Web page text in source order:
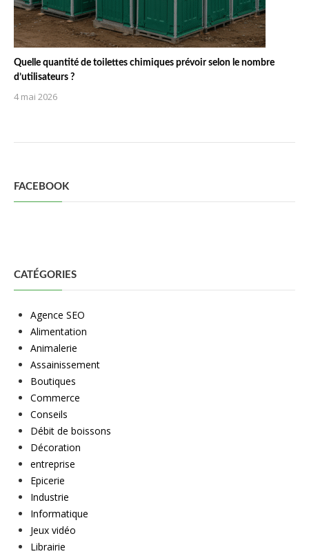
Quelle quantité de toilettes chimiques prévoir selon le nombre
d’utilisateurs ?
4 mai 2026
FACEBOOK
CATÉGORIES
Agence SEO
Alimentation
Animalerie
Assainissement
Boutiques
Commerce
Conseils
Débit de boissons
Décoration
entreprise
Epicerie
Industrie
Informatique
Jeux vidéo
Librairie